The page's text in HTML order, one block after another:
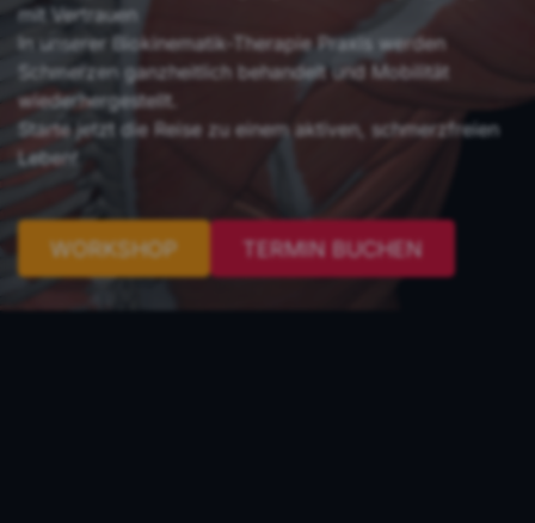
mit Vertrauen
In unserer Biokinematik-Therapie Praxis werden
Schmerzen ganzheitlich behandelt und Mobilität
wiederhergestellt.
Starte jetzt die Reise zu einem aktiven, schmerzfreien
Leben!
WORKSHOP TERMIN BUCHEN